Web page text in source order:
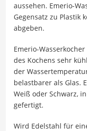
aussehen. Emerio-
Gegensatz zu Plastik
abgeben.
Emerio-
des Kochens sehr
der
belastbarer als Glas.
Weiß oder Schwarz,
gefertigt.
Wird Edelstahl für